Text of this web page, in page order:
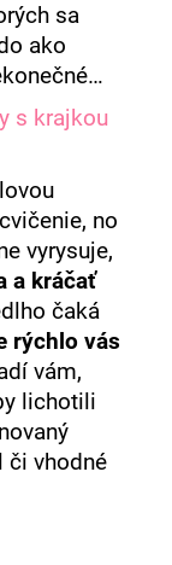
sa
ako
s krajkou
no
vyrysuje,
a kráčať
čaká
rýchlo vás
vám,
lichotili
či vhodné